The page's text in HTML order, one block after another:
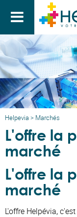

Helpevia > Marchés
L'offre la
marché
L'offre la
marché
L'offre Helpévia,